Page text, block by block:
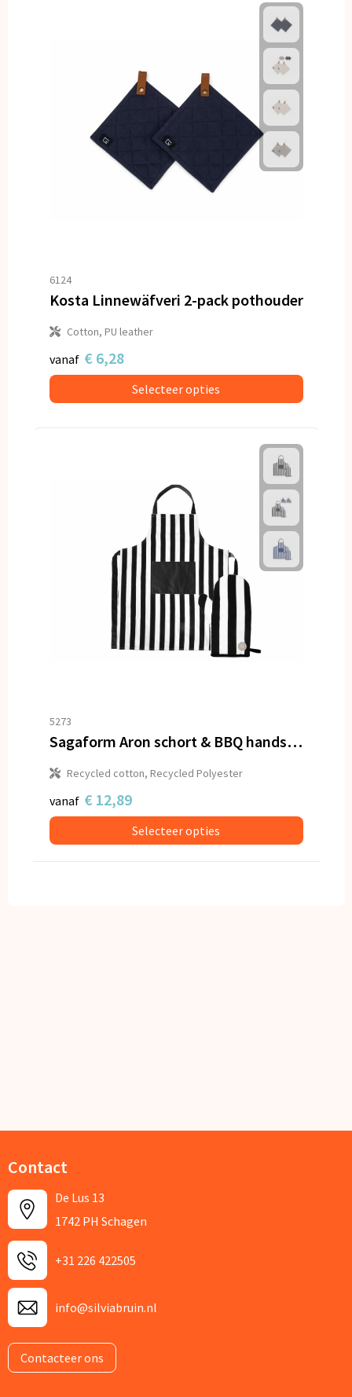
6124
Kosta Linnewäfveri 2-pack pothouder
Cotton, PU leather
vanaf € 6,28
Selecteer opties
5273
Sagaform Aron schort & BBQ handschoen set
Recycled cotton, Recycled Polyester
vanaf € 12,89
Selecteer opties
Contact
De Lus 13
1742 PH Schagen
+31 226 422505
info@silviabruin.nl
Contacteer ons